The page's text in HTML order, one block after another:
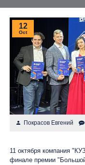
12
Oct
Покрасов Евгений
11 октября компания
финале премии